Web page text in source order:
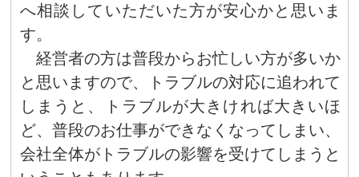
へ相談していただいた方が安心かと思いま
す。
経営者の方は普段からお忙しい方が多いか
と思いますので、トラブルの対応に追われて
しまうと、トラブルが大きければ大きいほ
ど、普段のお仕事ができなくなってしまい、
会社全体がトラブルの影響を受けてしまうと